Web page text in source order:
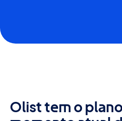
Olist tem o